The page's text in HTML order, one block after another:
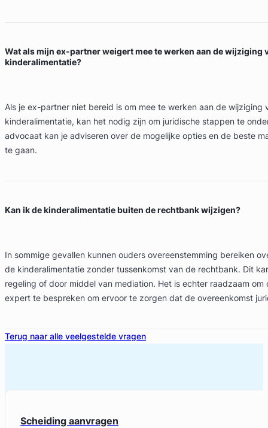
Wat als mijn ex-partner weigert mee te werken aan de wijziging
kinderalimentatie?
Als je ex-partner niet bereid is om mee te werken aan de wijziging
kinderalimentatie, kan het nodig zijn om juridische stappen te
advocaat kan je adviseren over de mogelijke opties en de beste
te gaan.
Kan ik de kinderalimentatie buiten de rechtbank wijzigen?
In sommige gevallen kunnen ouders overeenstemming bereiken
de kinderalimentatie zonder tussenkomst van de rechtbank. Dit
regeling of door middel van mediation. Het is echter raadzaam om
expert te bespreken om ervoor te zorgen dat de overeenkomst
Terug naar alle veelgestelde vragen
Scheiding aanvragen